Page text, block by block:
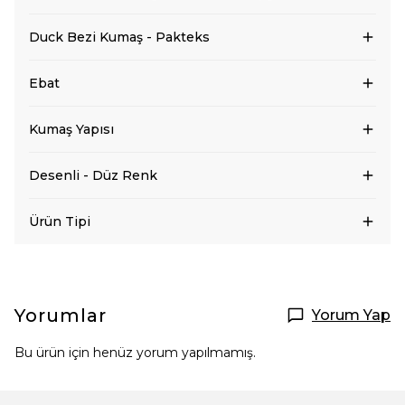
Duck Bezi Kumaş - Pakteks
Ebat
Kumaş Yapısı
Desenli - Düz Renk
Ürün Tipi
Yorumlar Yorum Yap
Bu ürün için henüz yorum yapılmamış.